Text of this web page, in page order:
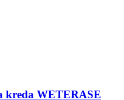
kreda WETERASE